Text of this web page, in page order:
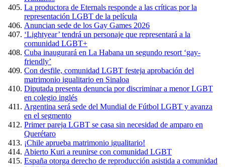
La productora de Eternals responde a las críticas por la
representación LGBT de la película
Anuncian sede de los Gay Games 2026
‘Lightyear’ tendrá un personaje que representará a la
comunidad LGBT+
Cuba inaugurará en La Habana un segundo resort ‘gay-
friendly’
Con desfile, comunidad LGBT festeja aprobación del
matrimonio igualitario en Sinaloa
Diputada presenta denuncia por discriminar a menor LGBT
en colegio inglés
Argentina será sede del Mundial de Fútbol LGBT y avanza
en el segmento
Primer pareja LGBT se casa sin necesidad de amparo en
Querétaro
¡Chile aprueba matrimonio igualitario!
Abierto Kuri a reunirse con comunidad LGBT
España otorga derecho de reproducción asistida a comunidad